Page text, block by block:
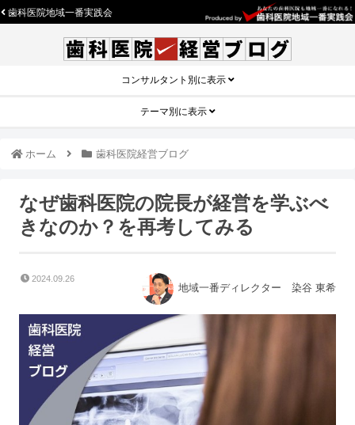
歯科医院地域一番実践会
コンサルタント別に表示
テーマ別に表示
ホーム 歯科医院経営ブログ
なぜ歯科医院の院長が経営を学ぶべ
きなのか？を再考してみる
2024.09.26
地域一番ディレクター 染谷 東希